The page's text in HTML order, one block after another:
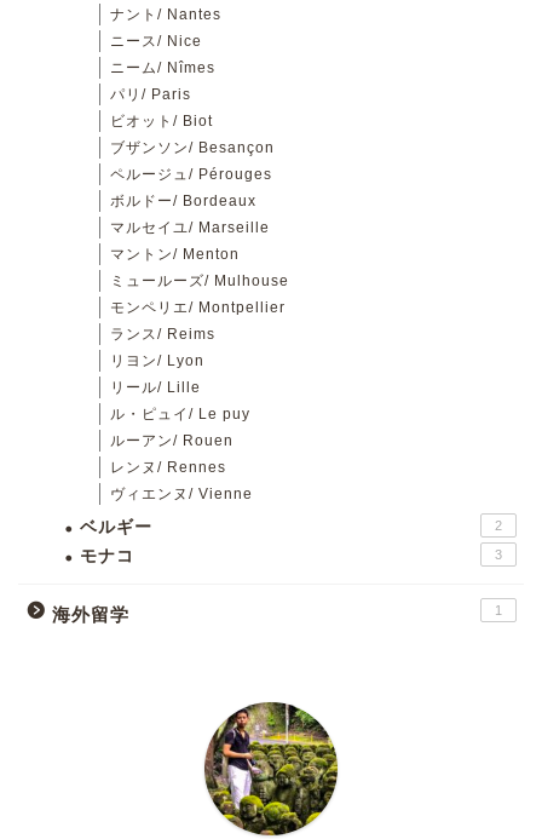
ナント/ Nantes
ニース/ Nice
ニーム/ Nîmes
パリ/ Paris
ビオット/ Biot
ブザンソン/ Besançon
ペルージュ/ Pérouges
ボルドー/ Bordeaux
マルセイユ/ Marseille
マントン/ Menton
ミュールーズ/ Mulhouse
モンペリエ/ Montpellier
ランス/ Reims
リヨン/ Lyon
リール/ Lille
ル・ピュイ/ Le puy
ルーアン/ Rouen
レンヌ/ Rennes
ヴィエンヌ/ Vienne
ベルギー 2
モナコ 3
海外留学 1